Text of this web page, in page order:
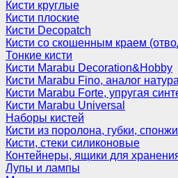
Кисти круглые
Кисти плоские
Кисти Decopatch
Кисти со скошенным краем
Тонкие кисти
Кисти Marabu Decoration&Hobby
Кисти Marabu Fino, аналог
Кисти Marabu Forte, упругая
Кисти Marabu Universal
Наборы кистей
Кисти из поролона, губки, спонжи
Кисти, стеки силиконовые
Контейнеры, ящики для
Лупы и лампы